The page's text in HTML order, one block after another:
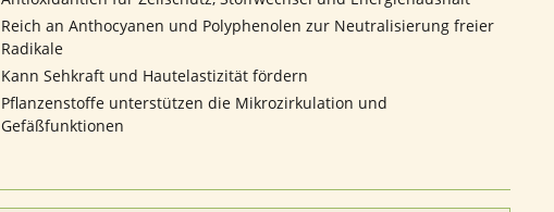
Reich an Anthocyanen und Polyphenolen zur Neutralisierung freier
Radikale
Kann Sehkraft und Hautelastizität fördern
Pflanzenstoffe unterstützen die Mikrozirkulation und
Gefäßfunktionen